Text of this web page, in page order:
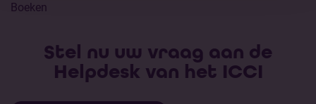
Boeken
Stel nu uw vraag aan de
Helpdesk van het ICCI